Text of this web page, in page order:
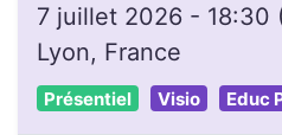
7 juillet 2026 - 18:30
Lyon, France
Présentiel Visio Educ